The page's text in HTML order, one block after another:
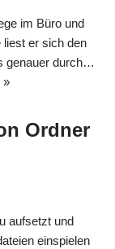
im Büro und
liest er sich den
genauer durch…
»
Ordner
aufsetzt und
einspielen